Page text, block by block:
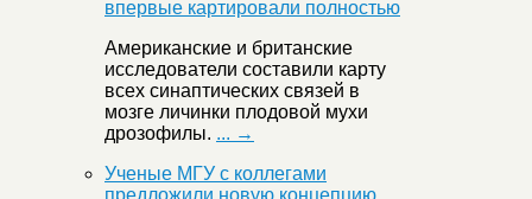
Американские и британские
исследователи составили карту
всех синаптических связей в
мозге личинки плодовой мухи
дрозофилы. ... →
Ученые МГУ с коллегами